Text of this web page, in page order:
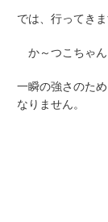
では、行ってきま
か～つこちゃん
一瞬の強さのた
なりません。